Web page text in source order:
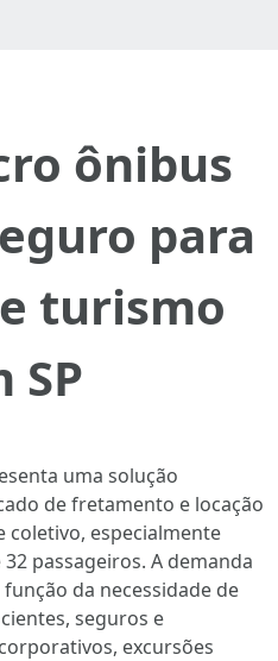
ônibus
para
turismo
SP
uma solução
de fretamento e locação
coletivo, especialmente
passageiros. A demanda
da necessidade de
seguros e
excursões